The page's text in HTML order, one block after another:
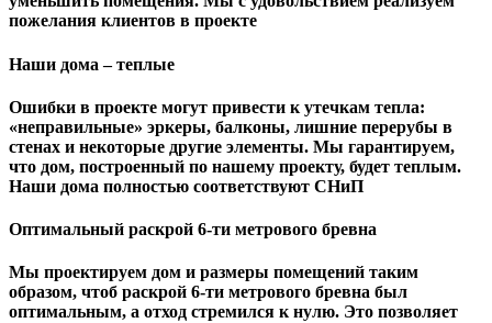
пожелания клиентов в проекте
Наши дома – теплые
Ошибки в проекте могут привести к утечкам тепла:
«неправильные» эркеры, балконы, лишние перерубы в
стенах и некоторые другие элементы. Мы гарантируем,
чтo дом, построенный по нашему проекту, будет теплым.
Наши дома полностью соответствуют СНиП
Оптимальный раскрой 6-ти метрового бревна
Мы проектируем дом и размеры помещений таким
образом, чтоб раскрой 6-ти метрового бревна был
оптимальным, а отход стремился к нулю. Это позволяет